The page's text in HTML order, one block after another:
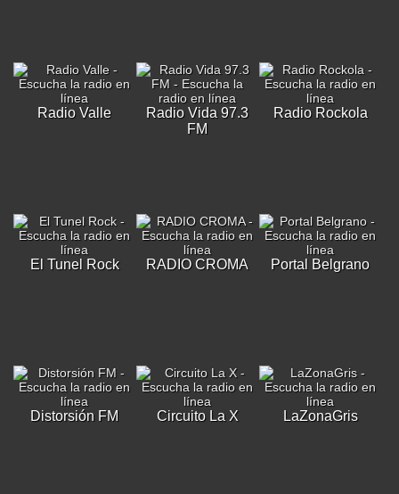
Radio Valle
Radio Vida 97.3
FM
Radio Rockola
El Tunel Rock RADIO CROMA Portal Belgrano
Distorsión FM Circuito La X LaZonaGris